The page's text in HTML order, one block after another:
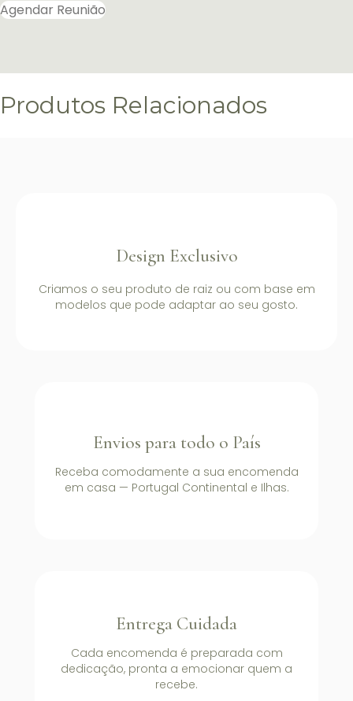
Agendar Reunião
Produtos Relacionados
Design Exclusivo
Criamos o seu produto de raiz ou com base em
modelos que pode adaptar ao seu gosto.
Envios para todo o País
Receba comodamente a sua encomenda
em casa — Portugal Continental e Ilhas.
Entrega Cuidada
Cada encomenda é preparada com
dedicação, pronta a emocionar quem a
recebe.